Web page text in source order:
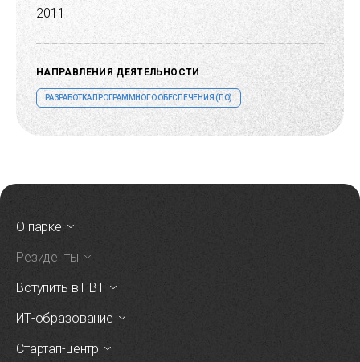
2011
НАПРАВЛЕНИЯ ДЕЯТЕЛЬНОСТИ
РАЗРАБОТКА ПРОГРАММНОГО ОБЕСПЕЧЕНИЯ (ПО)
О парке
Резиденты
Вступить в ПВТ
ИТ-образование
Стартап-центр